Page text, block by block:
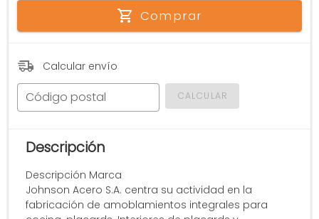
Comprar
Calcular envío
Código postal CALCULAR
Descripción
Descripción Marca
Johnson Acero S.A. centra su actividad en la
fabricación de amoblamientos integrales para